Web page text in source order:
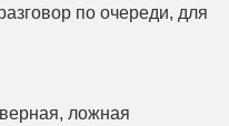
по очереди, для
ложная